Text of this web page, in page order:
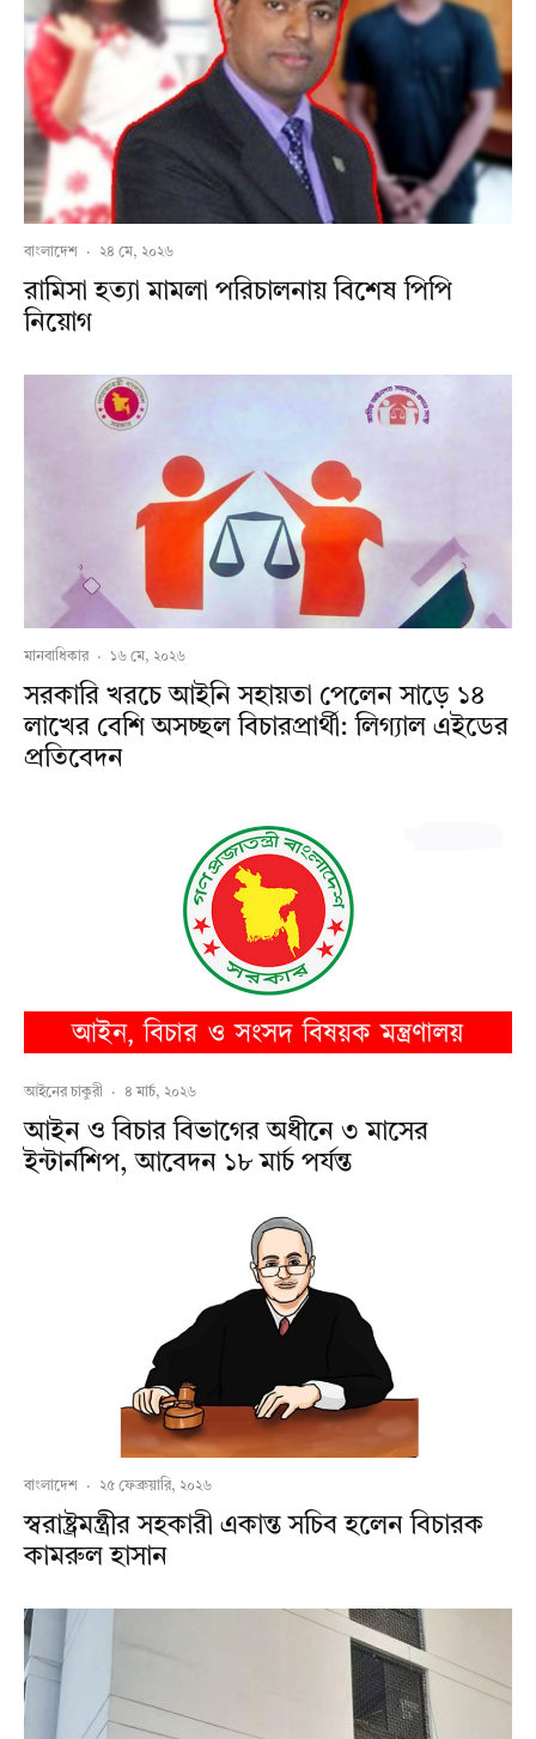
বাংলাদেশ · ২৪ মে, ২০২৬
রামিসা হত্যা মামলা পরিচালনায় বিশেষ পিপি
নিয়োগ
মানবাধিকার · ১৬ মে, ২০২৬
সরকারি খরচে আইনি সহায়তা পেলেন সাড়ে ১৪
লাখের বেশি অসচ্ছল বিচারপ্রার্থী: লিগ্যাল এইডের
প্রতিবেদন
আইনের চাকুরী · ৪ মার্চ, ২০২৬
আইন ও বিচার বিভাগের অধীনে ৩ মাসের
ইন্টার্নশিপ, আবেদন ১৮ মার্চ পর্যন্ত
বাংলাদেশ · ২৫ ফেব্রুয়ারি, ২০২৬
স্বরাষ্ট্রমন্ত্রীর সহকারী একান্ত সচিব হলেন বিচারক
কামরুল হাসান